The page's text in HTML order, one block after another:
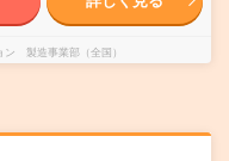
ン 製造事業部（全国）